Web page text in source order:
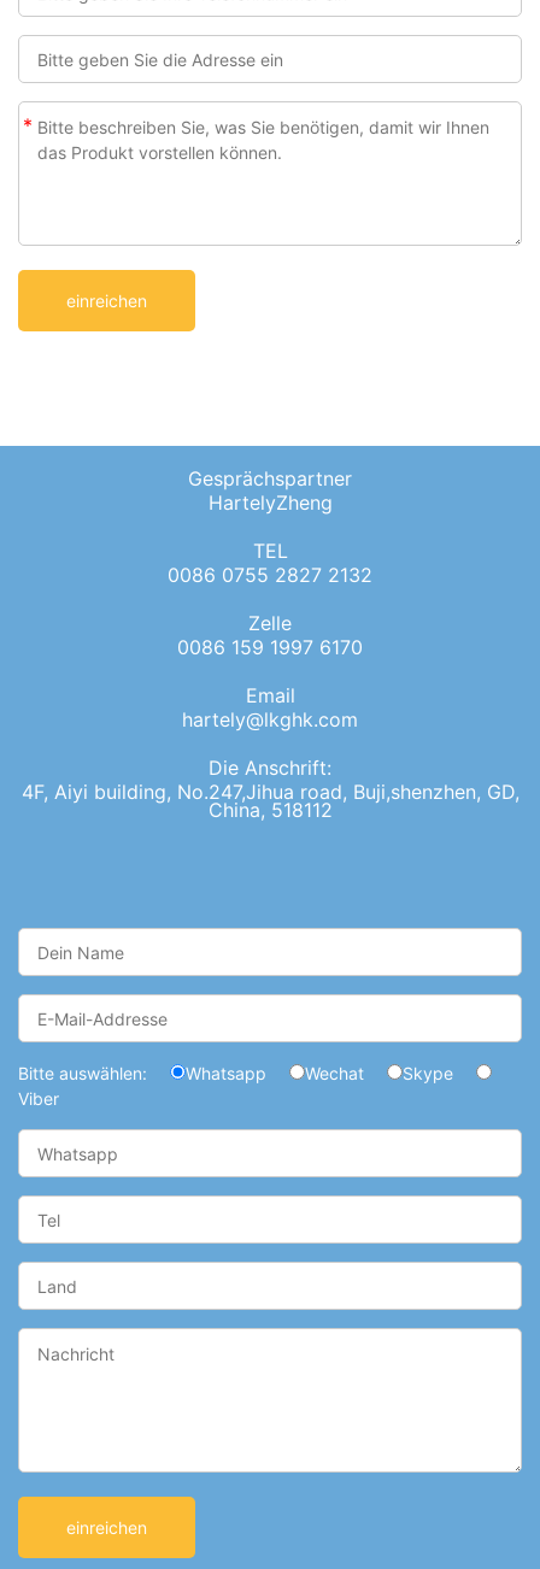
*
Gesprächspartner
HartelyZheng
TEL
0086 0755 2827 2132
Zelle
0086 159 1997 6170
Email
hartely@lkghk.com
Die Anschrift:
4F, Aiyi building, No.247,Jihua road, Buji,shenzhen, GD,
China, 518112
Bitte auswählen: Whatsapp Wechat
Skype
Viber